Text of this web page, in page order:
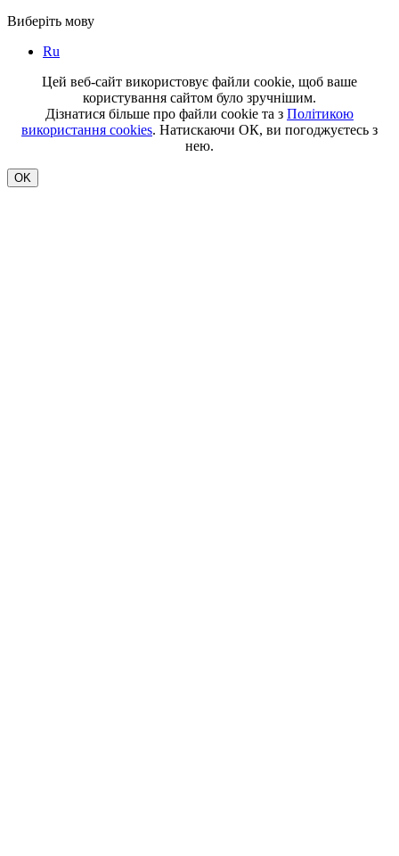
Виберіть мову
Ru
Цей веб-сайт використовує файли cookie, щоб ваше
користування сайтом було зручнішим.
Дізнатися більше про файли cookie та з Політикою
використання cookies. Натискаючи ОК, ви погоджуєтесь з
нею.
OK